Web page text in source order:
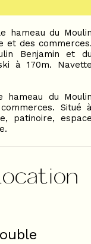
hameau du
et des
Benjamin et
à 170m.
du
Situé
patinoire,